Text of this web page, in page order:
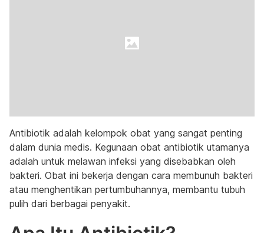
Antibiotik adalah kelompok obat yang sangat penting
dalam dunia medis. Kegunaan obat antibiotik utamanya
adalah untuk melawan infeksi yang disebabkan oleh
bakteri. Obat ini bekerja dengan cara membunuh bakteri
atau menghentikan pertumbuhannya, membantu tubuh
pulih dari berbagai penyakit.